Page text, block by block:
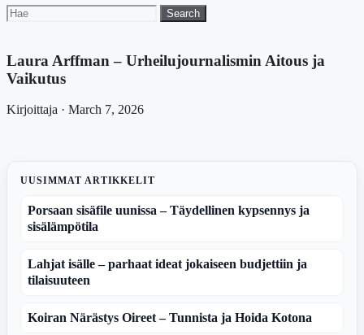
Search
for:
Search
Laura Arffman – Urheilujournalismin Aitous ja
Vaikutus
Kirjoittaja · March 7, 2026
UUSIMMAT ARTIKKELIT
Porsaan sisäfile uunissa – Täydellinen kypsennys ja
sisälämpötila
Lahjat isälle – parhaat ideat jokaiseen budjettiin ja
tilaisuuteen
Koiran Närästys Oireet – Tunnista ja Hoida Kotona